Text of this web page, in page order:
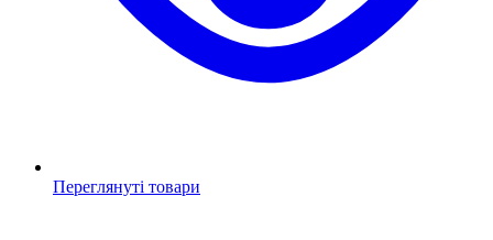
Переглянуті товари